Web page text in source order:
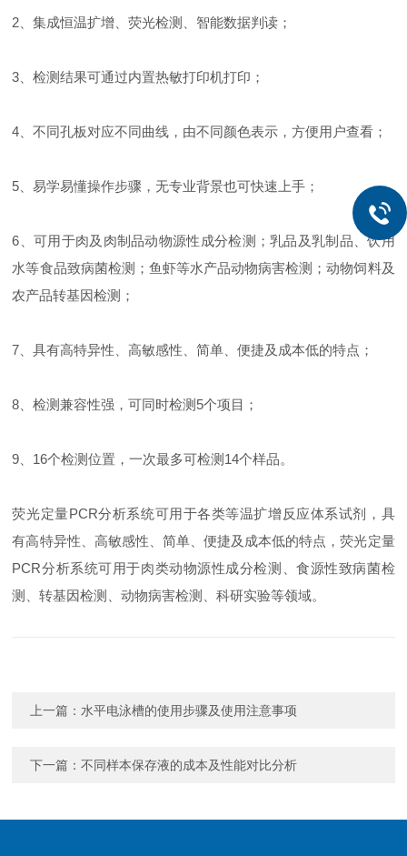
2、集成恒温扩增、荧光检测、智能数据判读；
3、检测结果可通过内置热敏打印机打印；
4、不同孔板对应不同曲线，由不同颜色表示，方便用户查看；
5、易学易懂操作步骤，无专业背景也可快速上手；
6、可用于肉及肉制品动物源性成分检测；乳品及乳制品、饮用
水等食品致病菌检测；鱼虾等水产品动物病害检测；动物饲料及
农产品转基因检测；
7、具有高特异性、高敏感性、简单、便捷及成本低的特点；
8、检测兼容性强，可同时检测5个项目；
9、16个检测位置，一次最多可检测14个样品。
荧光定量PCR分析系统可用于各类等温扩增反应体系试剂，具
有高特异性、高敏感性、简单、便捷及成本低的特点，荧光定量
PCR分析系统可用于肉类动物源性成分检测、食源性致病菌检
测、转基因检测、动物病害检测、科研实验等领域。
上一篇： 水平电泳槽的使用步骤及使用注意事项
下一篇：不同样本保存液的成本及性能对比分析